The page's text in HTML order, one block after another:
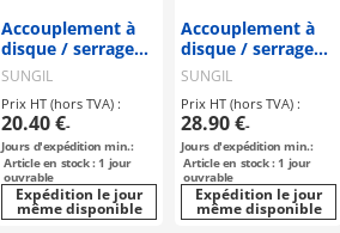
Accouplement à
disque / serrage
par vis sans fin,
clavette / 2
disques : acier /
corps : aluminium
/ SDWB / SUNGIL
SUNGIL
Prix HT (hors TVA) :
20.40 €-
Jours d'expédition min.:
Article en stock : 1 jour
ouvrable
Expédition le jour
même disponible
Accouplement à
disque / serrage
de moyeu,
clavette / 2
disques : acier /
corps : aluminium
/ SDWC / SUNGIL
SUNGIL
Prix HT (hors TVA) :
28.90 €-
Jours d'expédition min.:
Article en stock : 1 jour
ouvrable
Expédition le jour
même disponible